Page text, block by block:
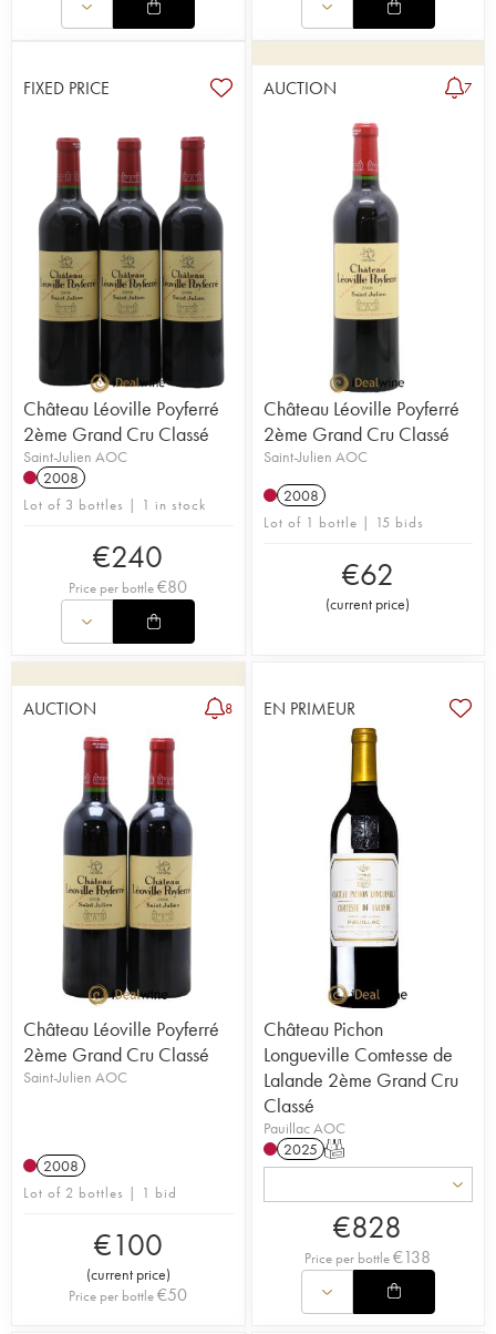
FIXED PRICE
Château Léoville Poyferré
2ème Grand Cru Classé
Saint-Julien AOC
2008
Lot of 3 bottles | 1 in stock
€240
Price per bottle€80
AUCTION 7
Château Léoville Poyferré
2ème Grand Cru Classé
Saint-Julien AOC
2008
Lot of 1 bottle | 15 bids
€62
(current price)
AUCTION 8
Château Léoville Poyferré
2ème Grand Cru Classé
Saint-Julien AOC
2008
Lot of 2 bottles | 1 bid
€100
(current price)
Price per bottle€50
EN PRIMEUR
Château Pichon
Longueville Comtesse de
Lalande 2ème Grand Cru
Classé
Pauillac AOC
2025 T
€828
Price per bottle€138